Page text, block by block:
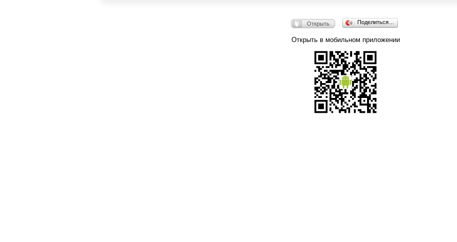
Открыть Поделиться…
Открыть в мобильном приложении